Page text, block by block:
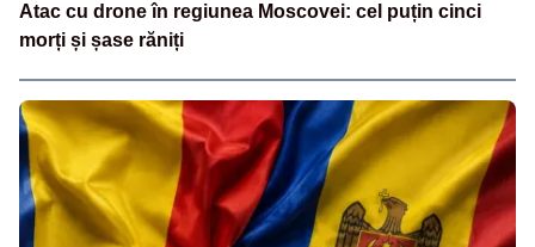
Atac cu drone în regiunea Moscovei: cel puțin cinci
morți și șase răniți